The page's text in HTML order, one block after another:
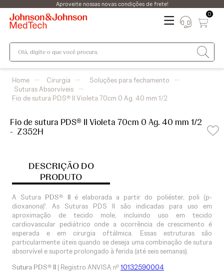
Aproveite nossas novas condições de frete!
0
Olá, digite o que você procura.
Cirurgia
Soluções para fechamento
Suturas Absorvíveis
Fio de sutura PDS® II Violeta 70cm 0 Ag. 40 mm 1/2
Fio de sutura PDS® II Violeta 70cm 0 Ag. 40 mm 1/2
- Z352H
DESCRIÇÃO DO
PRODUTO
A Sutura PDS® IIé elaborada a partir do poliéster, poli (p-
dioxanona)¹. As Suturas PDS II são indicadas para uso em
aproximação de tecido mole, incluindo uso em tecido
cardiovascular pediátrico onde a ocorrência de crescimento é
esperada e em cirurgia oftálmica. Essas estruturas são
particularmente úteis quando se deseja uma combinação de sutura
absorvível e suporte prolongado à ferida (até seis semanas).
Sutura PDS® II | Registro ANVISA nº10132590004